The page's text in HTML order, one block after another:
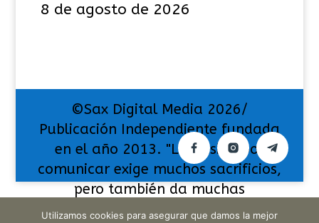
8 de agosto de 2026
©Sax Digital Media 2026/
Publicación Independiente fundada
en el año 2013. "La pasión por
comunicar exige muchos sacrificios,
pero también da muchas
satisfacciones".
Utilizamos cookies para asegurar que damos la mejor